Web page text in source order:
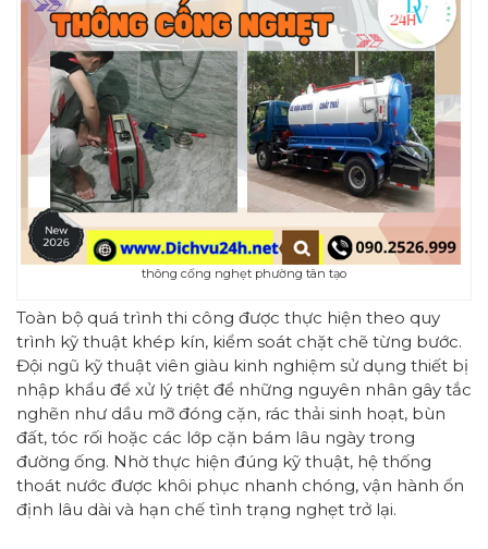
thông cống nghẹt phường tân tạo
Toàn bộ quá trình thi công được thực hiện theo quy
trình kỹ thuật khép kín, kiểm soát chặt chẽ từng bước.
Đội ngũ kỹ thuật viên giàu kinh nghiệm sử dụng thiết bị
nhập khẩu để xử lý triệt để những nguyên nhân gây tắc
nghẽn như dầu mỡ đóng cặn, rác thải sinh hoạt, bùn
đất, tóc rối hoặc các lớp cặn bám lâu ngày trong
đường ống. Nhờ thực hiện đúng kỹ thuật, hệ thống
thoát nước được khôi phục nhanh chóng, vận hành ổn
định lâu dài và hạn chế tình trạng nghẹt trở lại.